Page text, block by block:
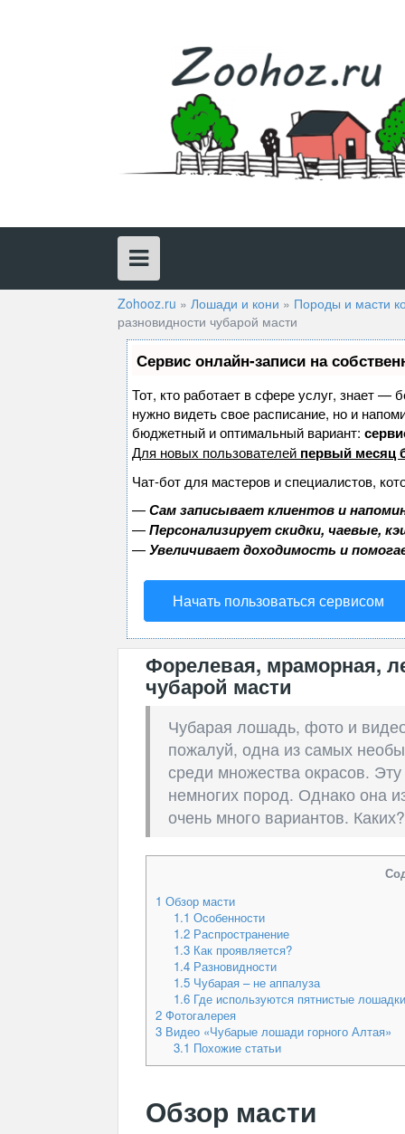
Zohooz.ru » Лошади и кони » Породы и масти
разновидности чубарой масти
Сервис онлайн-записи на
Тот, кто работает в сфере услуг, знает —
нужно видеть свое расписание, но и
бюджетный и оптимальный вариант:
Для новых пользователей первый месяц
Чат-бот для мастеров и специалистов,
—Сам записывает клиентов и
—Персонализирует скидки, чаевые,
—Увеличивает доходимость и
Начать пользоваться сервисом
Форелевая, мраморная,
чубарой масти
Чубарая лошадь, фото и
пожалуй, одна из самых
среди множества окрасов.
немногих пород. Однако она
очень много вариантов.
1 Обзор масти
1.1 Особенности
1.2Распространение
1.3Как проявляется?
1.4Разновидности
1.5Чубарая – не аппалуза
1.6Где используются пятнистые
2 Фотогалерея
3 Видео «Чубарые лошади горного Алтая»
3.1 Похожие статьи
Обзор масти